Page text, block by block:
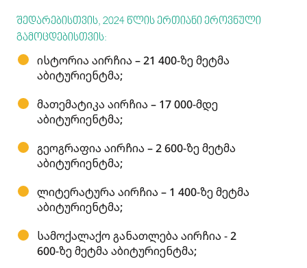
შედარებისთვის, 2024 წლის ერთიანი ეროვნული
გამოცდებისთვის:
ისტორია აირჩია – 21 400-ზე მეტმა
აბიტურიენტმა;
მათემატიკა აირჩია – 17 000-მდე
აბიტურიენტმა;
გეოგრაფია აირჩია – 2 600-ზე მეტმა
აბიტურიენტმა;
ლიტერატურა აირჩია – 1 400-ზე მეტმა
აბიტურიენტმა;
სამოქალაქო განათლება აირჩია - 2
600-ზე მეტმა აბიტურიენტმა;